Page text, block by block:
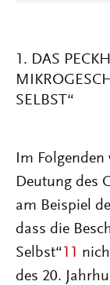
1. DAS
SELBST“
Im
Deutung des
am Beispiel
dass die
Selbst“11
des 20.